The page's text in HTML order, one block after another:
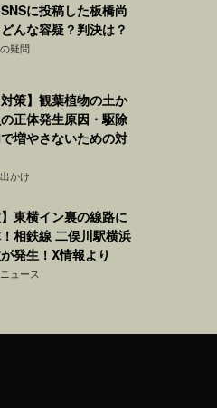
に投稿した板橋尚
んな容疑？判決は？
疑問
対策】観葉植物の土か
正体発生原因・駆除
増やさないための対
かけ
】東横イン裏の線路に
相鉄線 二俣川駅横浜
発生！X情報より
ュース